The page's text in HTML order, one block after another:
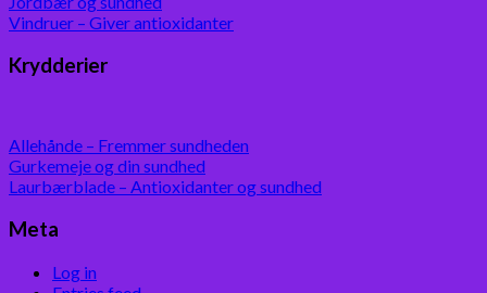
Vindruer – Giver antioxidanter
Krydderier
Allehånde – Fremmer sundheden
Gurkemeje og din sundhed
Laurbærblade – Antioxidanter og sundhed
Meta
Log in